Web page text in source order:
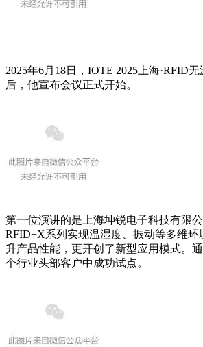
2025年6月18日，IOTE 2025上海
后，他宣布会议正式开始。
第一位演讲的是上海坤锐电子科技有限
RFID+X系列实现温湿度、振动等多维
升产品性能，更开创了新型应用模式。
个行业头部客户中成功试点。